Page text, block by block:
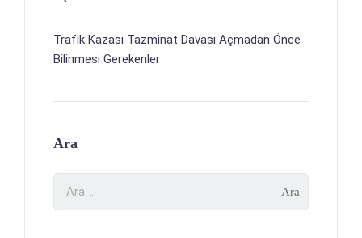
Trafik Kazası Tazminat Davası Açmadan Önce
Bilinmesi Gerekenler
Ara